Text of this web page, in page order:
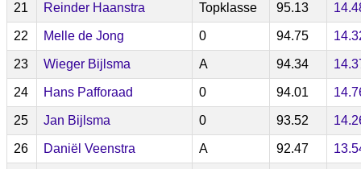
21 Reinder Haanstra Topklasse 95.13
22 Melle de Jong 0 94.75
23 Wieger Bijlsma A 94.34
24 Hans Pafforaad 0 94.01
25 Jan Bijlsma 0 93.52
26 Daniël Veenstra A 92.47